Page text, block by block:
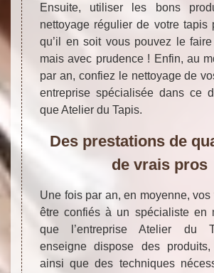
Ensuite, utiliser les bons
nettoyage régulier de votre tapis
qu’il en soit vous pouvez le faire
mais avec prudence ! Enfin, au
par an, confiez le nettoyage de
entreprise spécialisée dans ce
que Atelier du Tapis.
Des prestations de
de vrais pros
Une fois par an, en moyenne, vos
être confiés à un spécialiste en
que l’entreprise Atelier du
enseigne dispose des
ainsi que des techniques